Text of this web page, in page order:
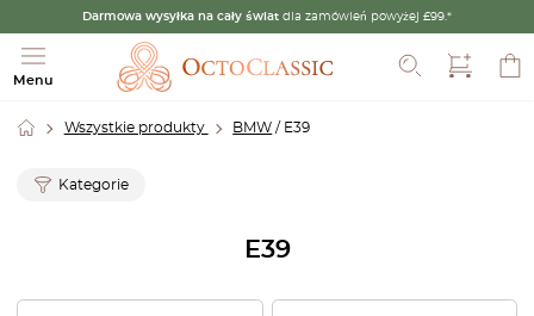
Darmowa wysyłka na cały świat dla zamówień powyżej £99.*
Menu
Szukaj
Wszystkie produkty BMW / E39
Kategorie
E39